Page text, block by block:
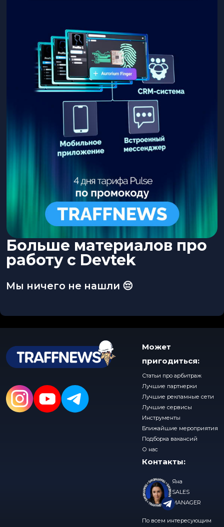
Больше материалов про
работу с Devtek
Мы ничего не нашли 😔
Может
пригодиться:
Статьи про арбитраж
Лучшие партнерки
Лучшие рекламные сети
Лучшие сервисы
Инструменты
Ближайшие мероприятия
Подборка вакансий
О нас
Контакты:
Яна
SALES
MANAGER
По всем интересующим